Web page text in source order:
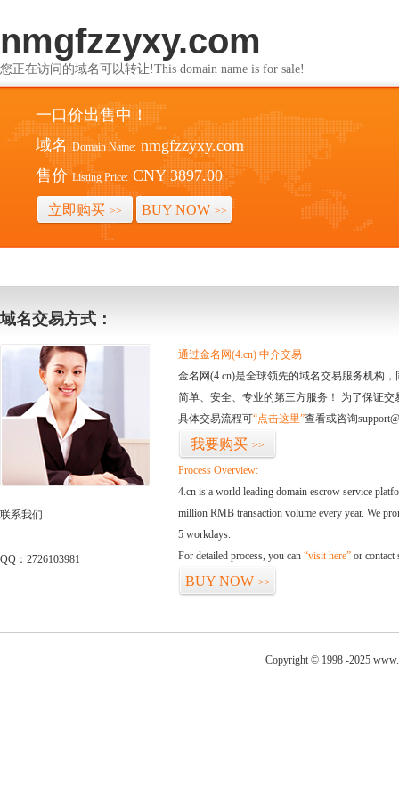
nmgfzzyxy.com
您正在访问的域名可以转让!This domain name is for sale!
一口价出售中！
域名 Domain Name: nmgfzzyxy.com
售价 Listing Price: CNY 3897.00
立即购买 >> BUY NOW >>
域名交易方式：
联系我们
QQ：2726103981
通过金名网(4.cn) 中介交易
金名网(4.cn)是全球领先的域名交易服务机构
简单、安全、专业的第三方服务！ 为了保证
具体交易流程可“点击这里”查看或咨询
我要购买 >>
Process Overview:
4.cn is a world leading domain escrow service
million RMB transaction volume every year. We
5 workdays.
For detailed process, you can “visit here” or contact
BUY NOW >>
Copyright © 1998 -2025